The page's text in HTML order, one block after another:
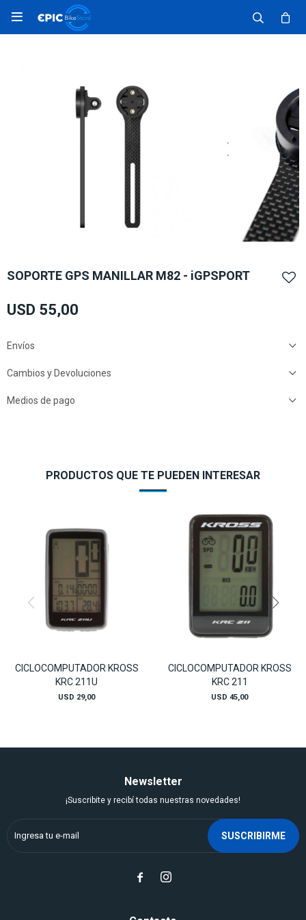

SOPORTE GPS MANILLAR M82 - iGPSPORT
USD 55,00
Envíos
Cambios y Devoluciones
Medios de pago
PRODUCTOS QUE TE PUEDEN INTERESAR
CICLOCOMPUTADOR KROSS
KRC 211U
USD 29,00
CICLOCOMPUTADOR KROSS
KRC 211
USD 45,00
Newsletter
¡Suscribite y recibí todas nuestras novedades!
SUSCRIBIRME
 